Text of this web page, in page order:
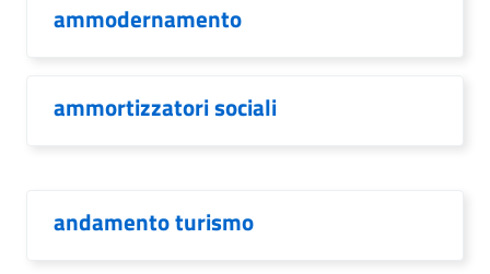
ammodernamento
ammortizzatori sociali
andamento turismo